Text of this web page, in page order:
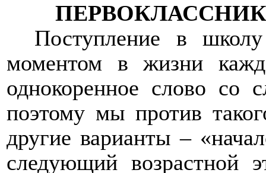
Поступление в
моментом в жизни
однокоренное слово со
поэтому мы против
другие варианты –
следующий возрастной